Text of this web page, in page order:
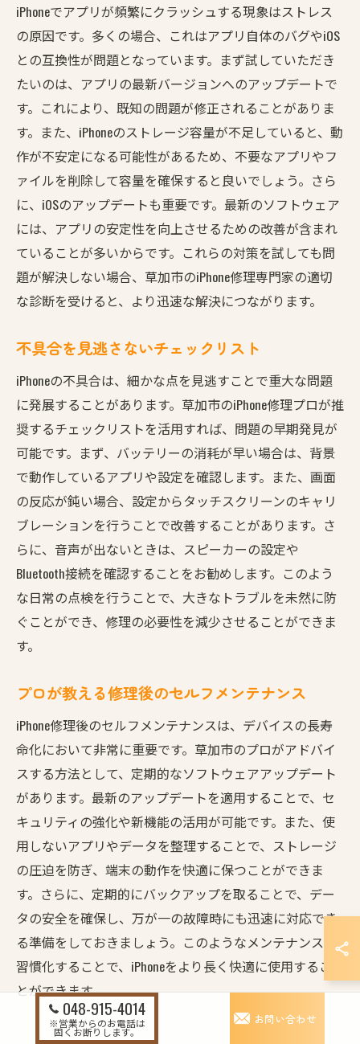
iPhoneでアプリが頻繁にクラッシュする現象はストレス
の原因です。多くの場合、これはアプリ自体のバグやiOS
との互換性が問題となっています。まず試していただき
たいのは、アプリの最新バージョンへのアップデートで
す。これにより、既知の問題が修正されることがありま
す。また、iPhoneのストレージ容量が不足していると、動
作が不安定になる可能性があるため、不要なアプリやフ
ァイルを削除して容量を確保すると良いでしょう。さら
に、iOSのアップデートも重要です。最新のソフトウェア
には、アプリの安定性を向上させるための改善が含まれ
ていることが多いからです。これらの対策を試しても問
題が解決しない場合、草加市のiPhone修理専門家の適切
な診断を受けると、より迅速な解決につながります。
不具合を見逃さないチェックリスト
iPhoneの不具合は、細かな点を見逃すことで重大な問題
に発展することがあります。草加市のiPhone修理プロが推
奨するチェックリストを活用すれば、問題の早期発見が
可能です。まず、バッテリーの消耗が早い場合は、背景
で動作しているアプリや設定を確認します。また、画面
の反応が鈍い場合、設定からタッチスクリーンのキャリ
ブレーションを行うことで改善することがあります。さ
らに、音声が出ないときは、スピーカーの設定や
Bluetooth接続を確認することをお勧めします。このよう
な日常の点検を行うことで、大きなトラブルを未然に防
ぐことができ、修理の必要性を減少させることができま
す。
プロが教える修理後のセルフメンテナンス
iPhone修理後のセルフメンテナンスは、デバイスの長寿
命化において非常に重要です。草加市のプロがアドバイ
スする方法として、定期的なソフトウェアアップデート
があります。最新のアップデートを適用することで、セ
キュリティの強化や新機能の活用が可能です。また、使
用しないアプリやデータを整理することで、ストレージ
の圧迫を防ぎ、端末の動作を快適に保つことができま
す。さらに、定期的にバックアップを取ることで、デー
タの安全を確保し、万が一の故障時にも迅速に対応でき
る準備をしておきましょう。このようなメンテナンスを
習慣化することで、iPhoneをより長く快適に使用するこ
とができます。
048-915-4014
※営業からのお電話は
固くお断りします。
お問い合わせ